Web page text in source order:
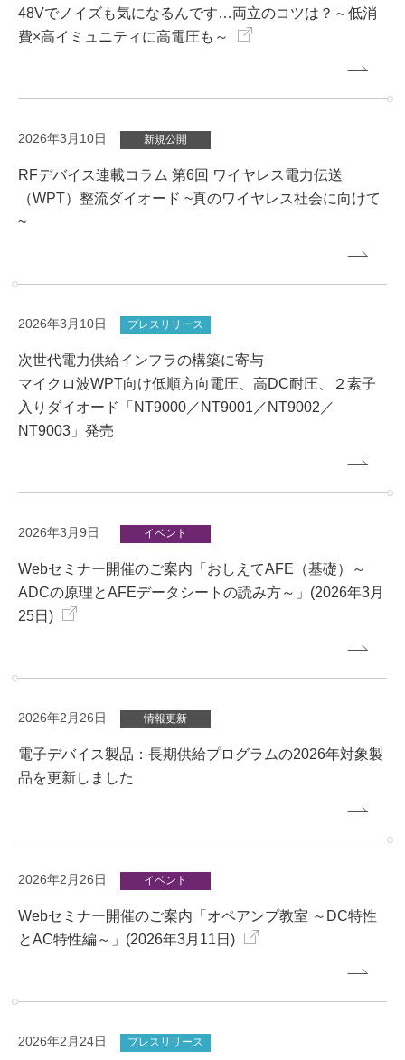
48Vでノイズも気になるんです…両立のコツは？～低消
費×高イミュニティに高電圧も～
2026年3月10日 新規公開
RFデバイス連載コラム 第6回 ワイヤレス電力伝送
（WPT）整流ダイオード ~真のワイヤレス社会に向けて
~
2026年3月10日 プレスリリース
次世代電力供給インフラの構築に寄与
マイクロ波WPT向け低順方向電圧、高DC耐圧、２素子
入りダイオード「NT9000／NT9001／NT9002／
NT9003」発売
2026年3月9日 イベント
Webセミナー開催のご案内「おしえてAFE（基礎）～
ADCの原理とAFEデータシートの読み方～」(2026年3月
25日)
2026年2月26日 情報更新
電子デバイス製品：長期供給プログラムの2026年対象製
品を更新しました
2026年2月26日 イベント
Webセミナー開催のご案内「オペアンプ教室 ～DC特性
とAC特性編～」(2026年3月11日)
2026年2月24日 プレスリリース